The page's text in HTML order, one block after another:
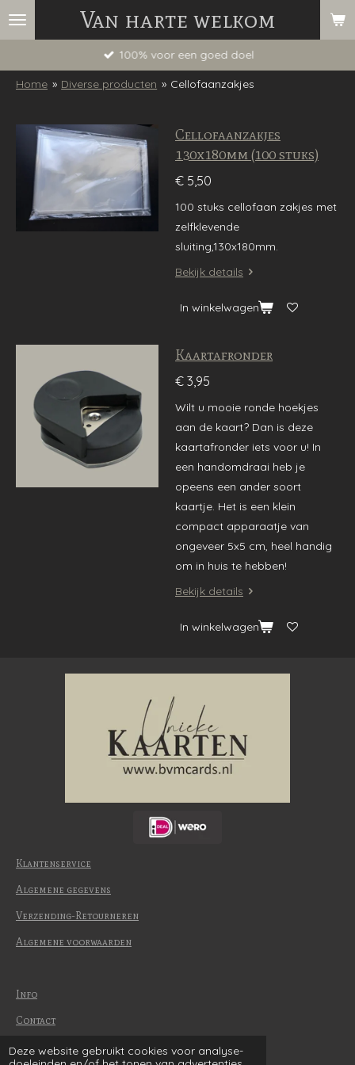
Deze website gebruikt cookies voor analyse-
Ga
Van harte welkom
100% voor een goed doel
Home » Diverse producten » Cellofaanzakjes
Cellofaanzakjes
130x180mm (100 stuks)
€ 5,50
100 stuks cellofaan zakjes met
zelfklevende
sluiting,130x180mm.
Bekijk details
In winkelwagen
Kaartafronder
€ 3,95
Wilt u mooie ronde hoekjes
aan de kaart? Dan is deze
kaartafronder iets voor u! In
een handomdraai heb je
opeens een ander soort
kaartje. Het is een klein
compact apparaatje van
ongeveer 5x5 cm, heel handig
om in huis te hebben!
Bekijk details
In winkelwagen
Klantenservice
Algemene gegevens
Verzending-Retourneren
Algemene voorwaarden
Info
Contact
Betaalmethode
© 2022-2026 | BvM Cards